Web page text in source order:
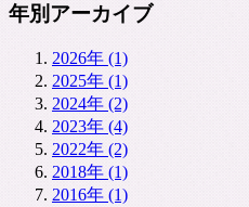
年別アーカイブ
2026年 (1)
2025年 (1)
2024年 (2)
2023年 (4)
2022年 (2)
2018年 (1)
2016年 (1)